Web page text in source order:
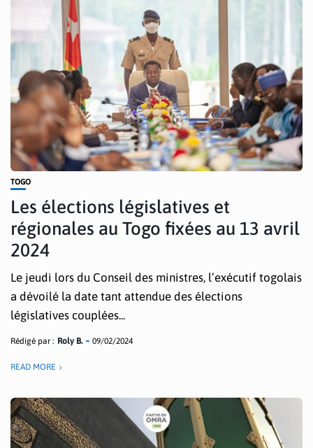
TOGO
Les élections législatives et
régionales au Togo fixées au 13 avril
2024
Le jeudi lors du Conseil des ministres, l’exécutif togolais
a dévoilé la date tant attendue des élections
législatives couplées...
Rédigé par : Roly B. 09/02/2024
READ MORE